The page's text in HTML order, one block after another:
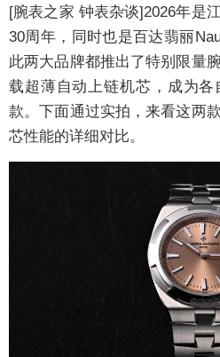
[腕表之家 钟表杂谈]2026年是
30周年，同时也是百达翡丽
此两大品牌都推出了特别限量
载超薄自动上链机芯，成为
款。下面通过实拍，来看这两
芯性能的详细对比。